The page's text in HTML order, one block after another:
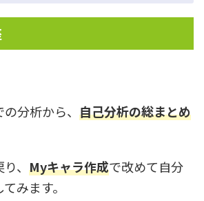
分析から、 自己分析の総まとめ
、 Myキャラ作成で改めて自分
みます。